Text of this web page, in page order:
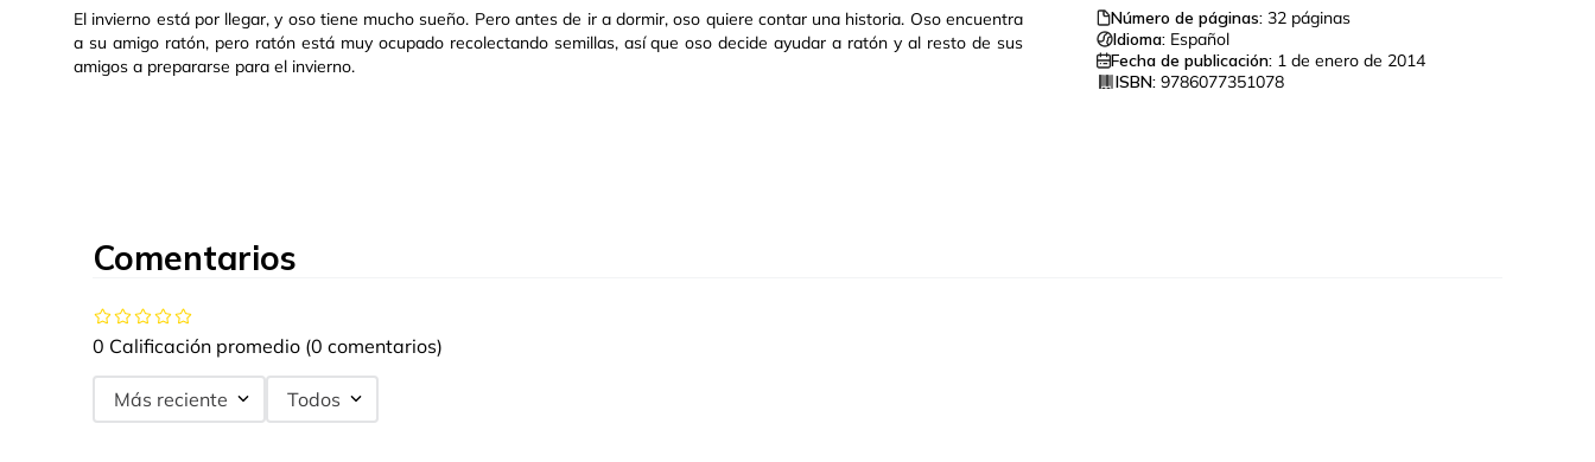
El invierno está por llegar, y oso tiene mucho sueño. Pero antes de ir a dormir, oso quiere contar una historia. Oso encuentra
a su amigo ratón, pero ratón está muy ocupado recolectando semillas, así que oso decide ayudar a ratón y al resto de sus
amigos a prepararse para el invierno.
Número de páginas: 32 páginas
Idioma: Español
Fecha de publicación: 1 de enero de 2014
ISBN: 9786077351078
Comentarios
0 Calificación promedio (0 comentarios)
Más reciente Todos